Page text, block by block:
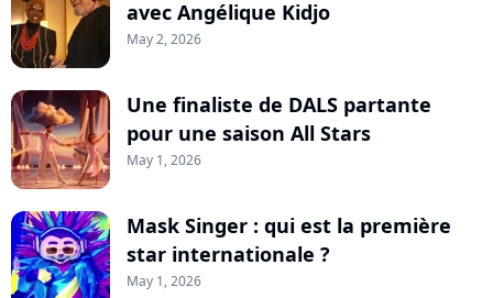
avec Angélique Kidjo
May 2, 2026
Une finaliste de DALS partante
pour une saison All Stars
May 1, 2026
Mask Singer : qui est la première
star internationale ?
May 1, 2026